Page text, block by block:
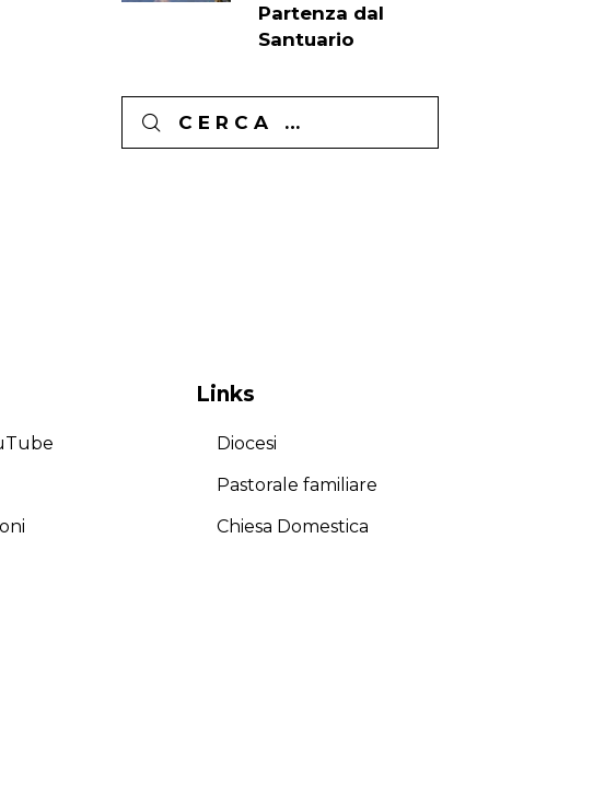
Partenza dal
Santuario
Ricerca
per:
Links
Diocesi
Pastorale familiare
Chiesa Domestica